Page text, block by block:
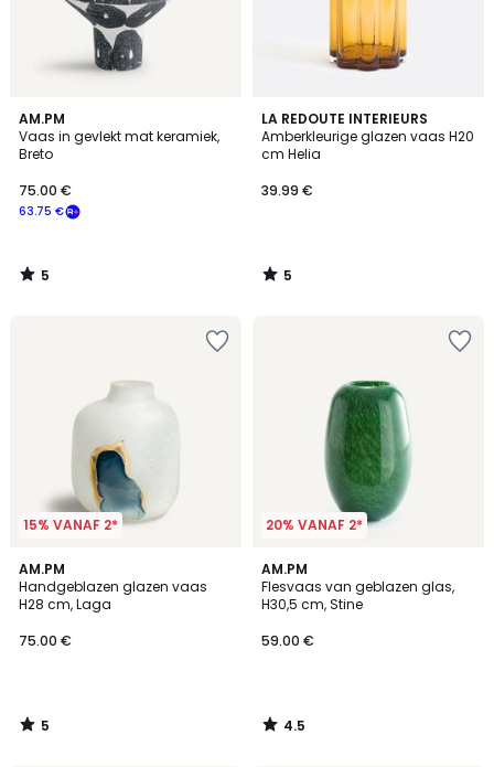
AM.PM
Vaas in gevlekt mat keramiek,
Breto
63.75 €
75.00 €
5
/
5
5
/
LA REDOUTE INTERIEURS
Amberkleurige glazen vaas H20
cm Helia
39.99 €
5
/
5
5
/
15% VANAF 2*
AM.PM
Handgeblazen glazen vaas
H28 cm, Laga
75.00 €
5
/
5
5
/
20% VANAF 2*
AM.PM
Flesvaas van geblazen glas,
H30,5 cm, Stine
59.00 €
4.5
/ 5
4.5
/